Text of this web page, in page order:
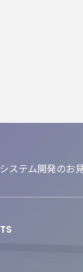
システム開発のお